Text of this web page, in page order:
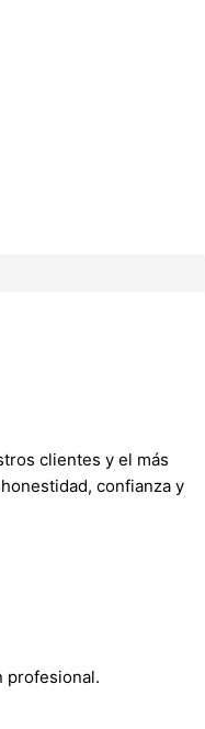
clientes y el más
confianza y
profesional.